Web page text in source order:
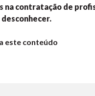
contratação de
este conteúdo